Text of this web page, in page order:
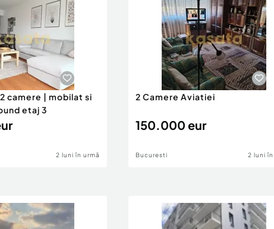
camere | mobilat si
etaj 3
2 luni în urmă
2 Camere Aviatiei
150.000 eur
Bucuresti 2 luni în